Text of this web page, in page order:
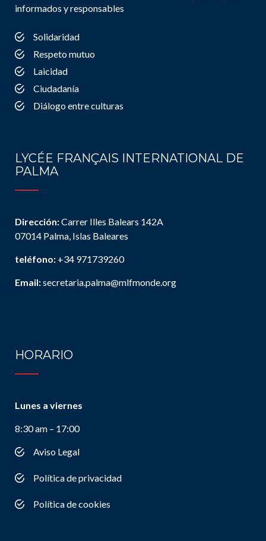
informados y responsables
Solidaridad
Respeto mutuo
Laicidad
Ciudadanía
Diálogo entre culturas
LYCÉE FRANÇAIS INTERNATIONAL DE
PALMA
Dirección:Carrer Illes Balears 142A
07014 Palma, Islas Baleares
teléfono: +34 971739260
Email:secretaria.palma@mlfmonde.org
HORARIO
Lunes a viernes
8:30 am – 17:00
Aviso Legal
Política de privacidad
Política de cookies